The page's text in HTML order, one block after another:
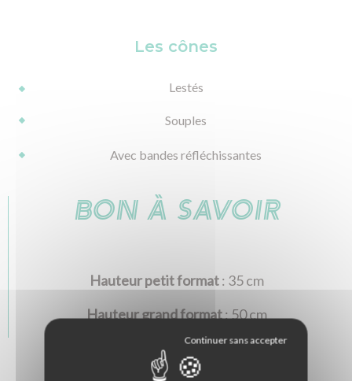
Les cônes
Lestés
Souples
Avec bandes réfléchissantes
BON À SAVOIR
Hauteur petit format: 35 cm
Hauteur grand format: 50 cm